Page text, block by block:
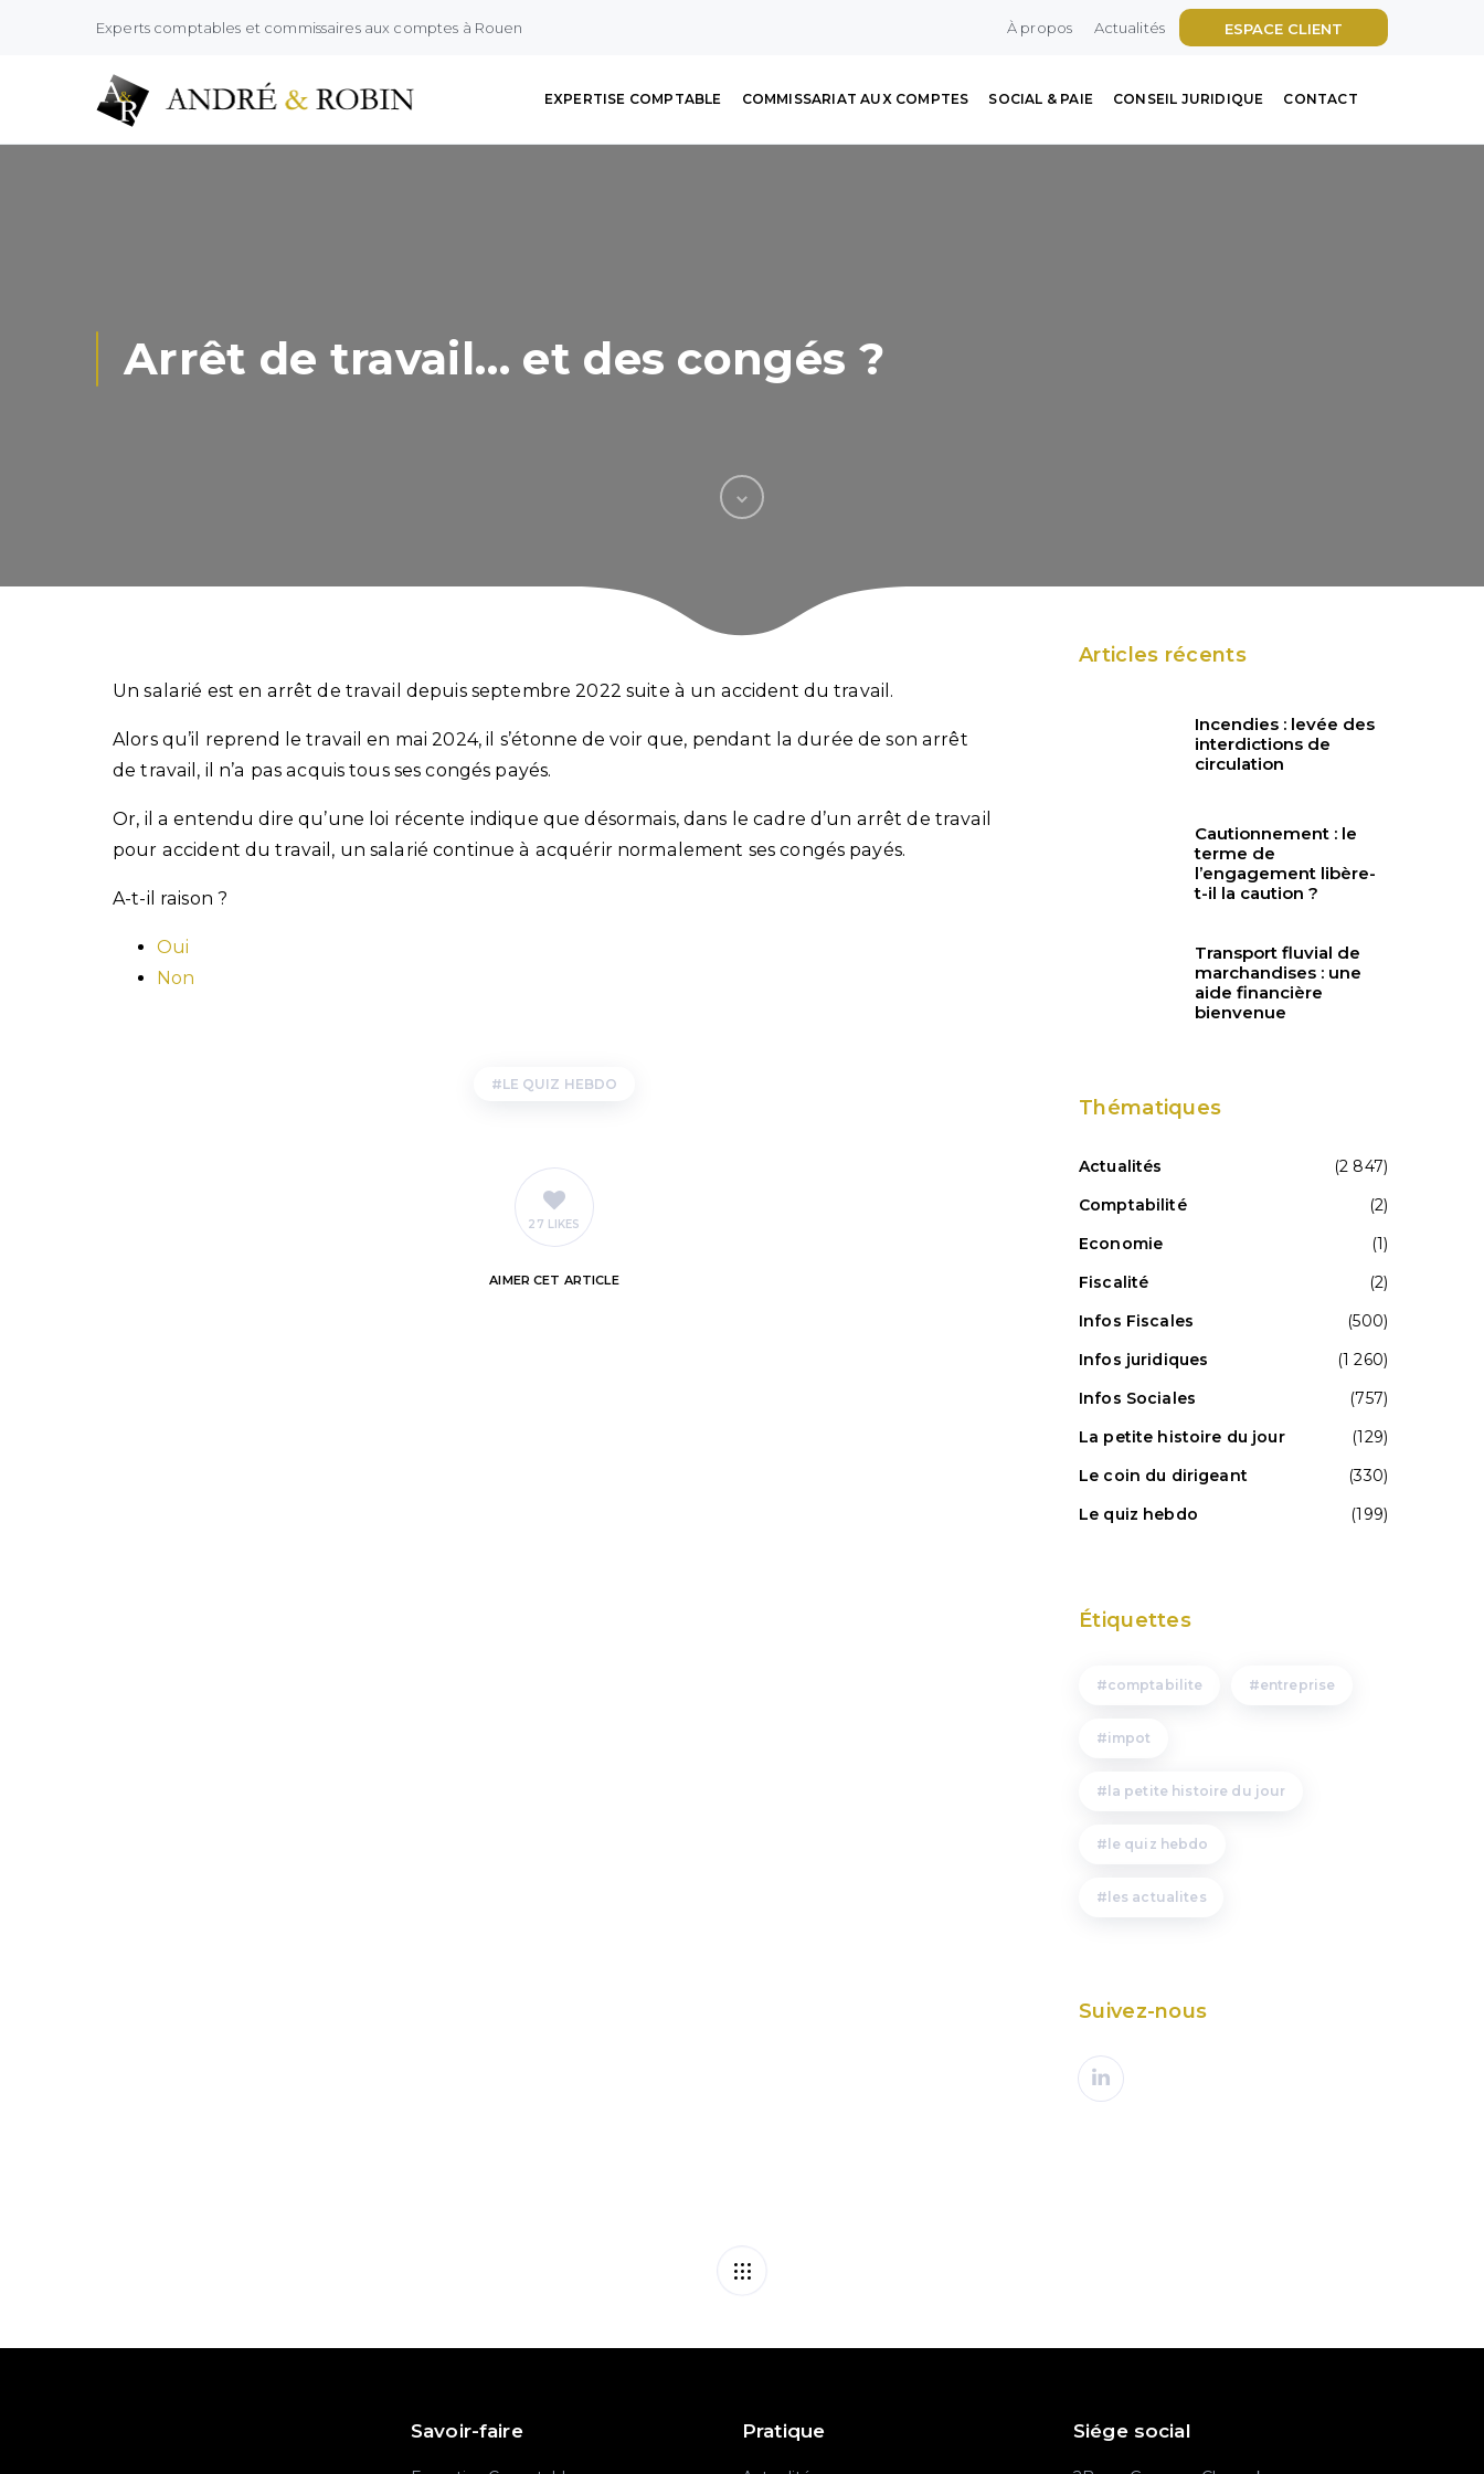
Experts comptables et commissaires aux comptes à Rouen ESPACE CLIENT
À propos Actualités
EXPERTISE COMPTABLE COMMISSARIAT AUX COMPTES SOCIAL & PAIE CONSEIL JURIDIQUE CONTACT
Arrêt de travail… et des congés ?
Un salarié est en arrêt de travail depuis septembre 2022 suite à un accident du travail.
Alors qu’il reprend le travail en mai 2024, il s’étonne de voir que, pendant la durée de son arrêt
de travail, il n’a pas acquis tous ses congés payés.
Or, il a entendu dire qu’une loi récente indique que désormais, dans le cadre d’un arrêt de travail
pour accident du travail, un salarié continue à acquérir normalement ses congés payés.
A-t-il raison ?
Oui
Non
LE QUIZ HEBDO
27 LIKES
AIMER CET ARTICLE
Articles récents
Incendies : levée des
interdictions de
circulation
Cautionnement : le
terme de
l’engagement libère-
t-il la caution ?
Transport fluvial de
marchandises : une
aide financière
bienvenue
Thématiques
Actualités
(2 847)
Comptabilité
(2)
Economie
(1)
Fiscalité
(2)
Infos Fiscales
(500)
Infos juridiques
(1 260)
Infos Sociales
(757)
La petite histoire du jour
(129)
Le coin du dirigeant
(330)
Le quiz hebdo
(199)
Étiquettes
comptabilite entreprise
impot
la petite histoire du jour
le quiz hebdo
les actualites
Suivez-nous
Savoir-faire Pratique Siége social